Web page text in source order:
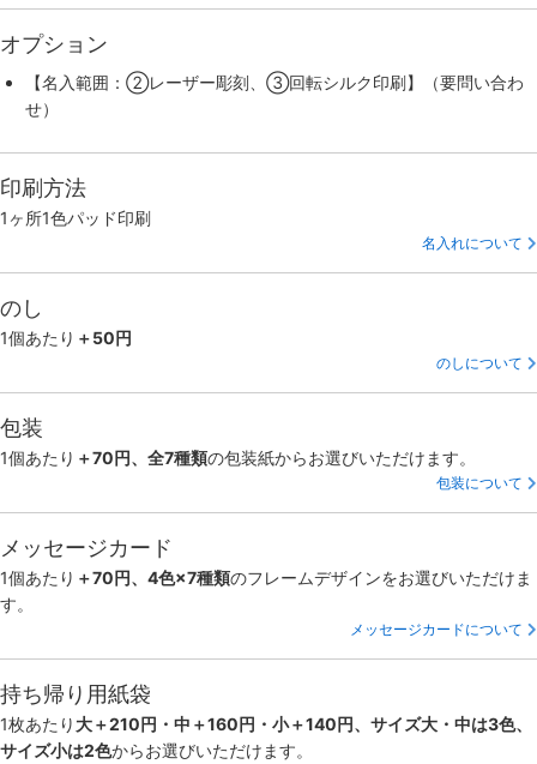
オプション
【名入範囲：②レーザー彫刻、③回転シルク印刷】（要問い合わ
せ）
印刷方法
1ヶ所1色パッド印刷
名入れについて
のし
1個あたり ＋50円
のしについて
包装
1個あたり ＋70円、全7種類の包装紙からお選びいただけます。
包装について
メッセージカード
1個あたり ＋70円、4色×7種類のフレームデザインをお選びいただけま
す。
メッセージカードについて
持ち帰り用紙袋
1枚あたり 大＋210円・中＋160円・小＋140円、サイズ大・中は3色、
サイズ小は2色からお選びいただけます。